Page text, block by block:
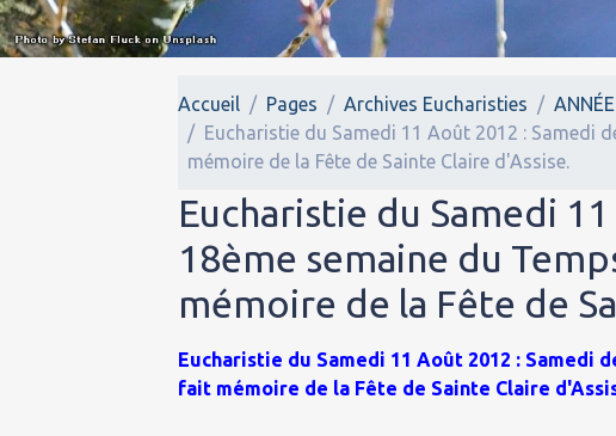
Accueil Pages Archives Eucharisties
Eucharistie du Samedi 11 Août 2012 : Samedi
mémoire de la Fête de Sainte Claire d'Assise.
Eucharistie du Samedi
18ème semaine du
mémoire de la Fête de
Eucharistie du Samedi 11 Août 2012 : Samedi
fait mémoire de la Fête de Sainte Claire